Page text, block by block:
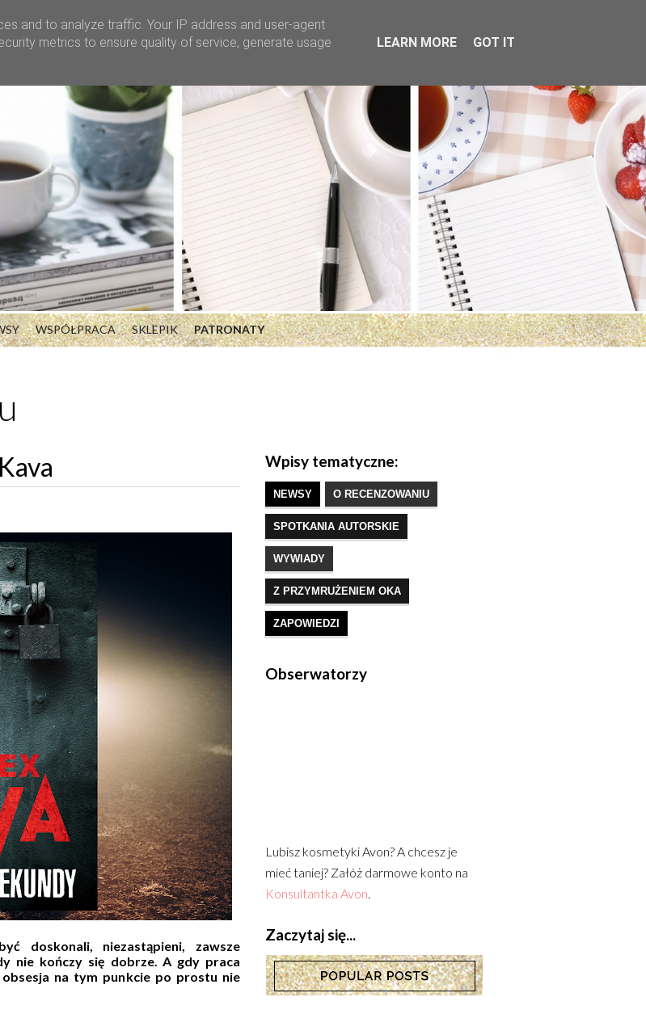
WSPÓŁPRACA SKLEPIK PATRONATY
doskonali, niezastąpieni, zawsze
nie kończy się dobrze. A gdy praca
na tym punkcie po prostu nie
Wpisy tematyczne:
NEWSY O RECENZOWANIU
SPOTKANIA AUTORSKIE
WYWIADY
Z PRZYMRUŻENIEM OKA
ZAPOWIEDZI
Obserwatorzy
Lubisz kosmetyki Avon? A chcesz je
mieć taniej? Załóż darmowe konto na
Konsultantka Avon.
Zaczytaj się...
and to analyze traffic. Your IP address and user-agent
metrics to ensure quality of service, generate usage
LEARN MORE GOT IT